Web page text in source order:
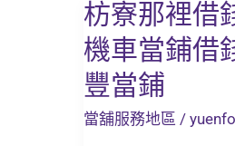
枋寮那裡借
機車當鋪借
豐當鋪
當舖服務地區 /
枋
寮
那
裡
借